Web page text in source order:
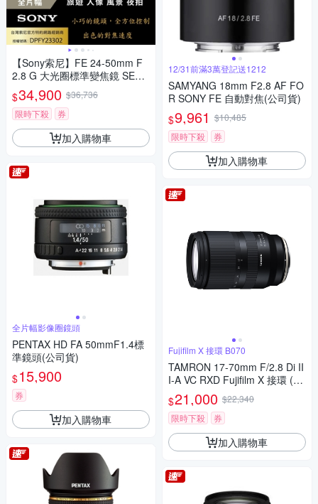
【Sony索尼】FE 24-50mm F
2.8 G 大光圈標準變焦鏡 SEL2
450G (公司貨 保固24個月)
$34,900 $36,736
限時下殺
券
加入購物車
全片幅影像圈鏡頭
PENTAX HD FA 50mmF1.4標
準鏡頭(公司貨)
$15,900
券
加入購物車
12/31前滿3萬登記送1212
SAMYANG 18mm F2.8 AF FO
R SONY FE 自動對焦(公司貨)
$9,961 $10,485
限時下殺
券
加入購物車
Fujifilm X 接環 B070
TAMRON 17-70mm F/2.8 Di II
I-A VC RXD Fujifilm X 接環 (B0
70) (平行輸入)
$21,000 $22,340
限時下殺
券
加入購物車